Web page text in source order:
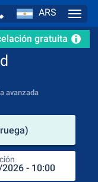
ARS
gratuita
avanzada